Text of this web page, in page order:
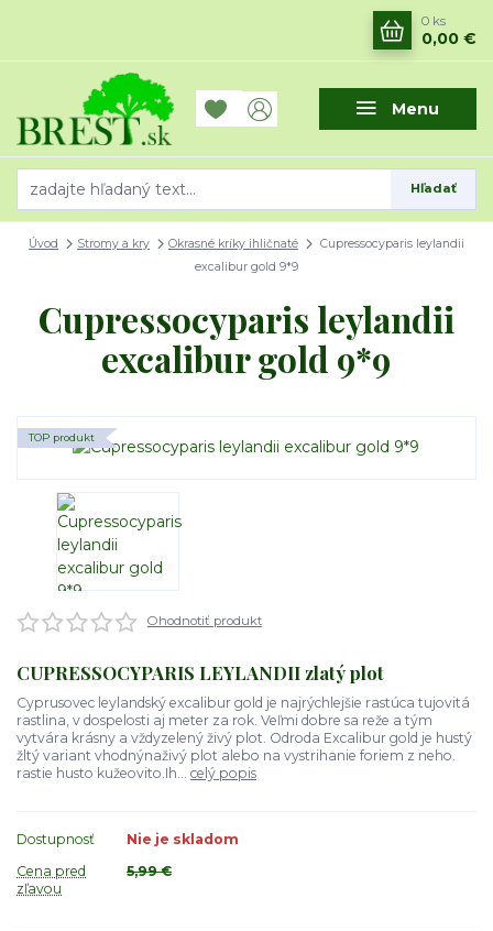
Menu
Hľadať
0 ks
0,00 €
Úvod Stromy a kry Okrasné kríky ihličnaté
Cupressocyparis leylandii
excalibur gold 9*9
Cupressocyparis leylandii
excalibur gold 9*9
TOP produkt
Ohodnotiť produkt
CUPRESSOCYPARIS LEYLANDII zlatý plot
Cyprusovec leylandský excalibur gold je najrýchlejšie rastúca tujovitá
rastlina, v dospelosti aj meter za rok. Veľmi dobre sa reže a tým
vytvára krásny a vždyzelený živý plot. Odroda Excalibur gold je hustý
žltý variant vhodnýnaživý plot alebo na vystrihanie foriem z neho.
rastie husto kužeovito.Ih... celý popis
Dostupnosť
Nie je skladom
Cena pred
zľavou
5,99 €